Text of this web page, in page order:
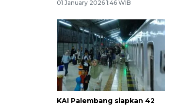
01 January 2026 1:46 WIB
KAI Palembang siapkan 42